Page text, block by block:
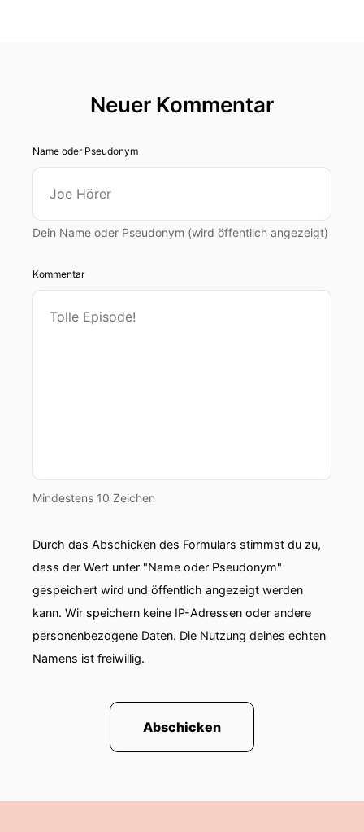
Neuer Kommentar
Name oder Pseudonym
Dein Name oder Pseudonym (wird öffentlich angezeigt)
Kommentar
Mindestens 10 Zeichen
Durch das Abschicken des Formulars stimmst du zu,
dass der Wert unter "Name oder Pseudonym"
gespeichert wird und öffentlich angezeigt werden
kann. Wir speichern keine IP-Adressen oder andere
personenbezogene Daten. Die Nutzung deines echten
Namens ist freiwillig.
Abschicken